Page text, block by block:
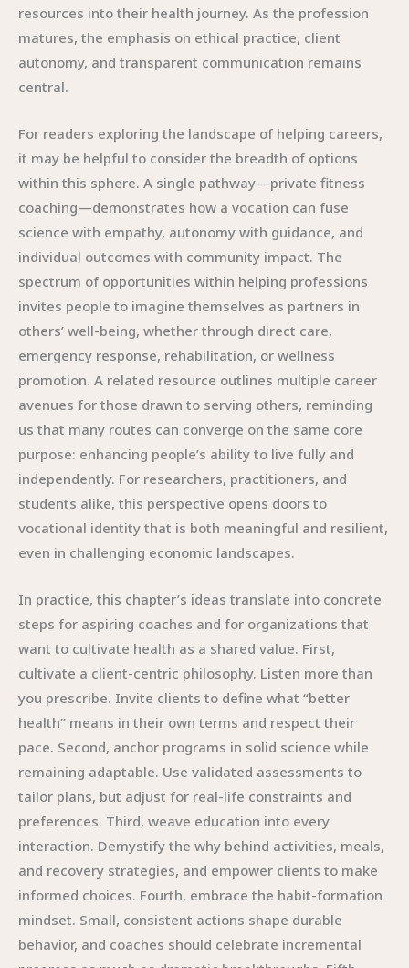
resources into their health journey. As the profession
matures, the emphasis on ethical practice, client
autonomy, and transparent communication remains
central.
For readers exploring the landscape of helping careers,
it may be helpful to consider the breadth of options
within this sphere. A single pathway—private fitness
coaching—demonstrates how a vocation can fuse
science with empathy, autonomy with guidance, and
individual outcomes with community impact. The
spectrum of opportunities within helping professions
invites people to imagine themselves as partners in
others’ well-being, whether through direct care,
emergency response, rehabilitation, or wellness
promotion. A related resource outlines multiple career
avenues for those drawn to serving others, reminding
us that many routes can converge on the same core
purpose: enhancing people’s ability to live fully and
independently. For researchers, practitioners, and
students alike, this perspective opens doors to
vocational identity that is both meaningful and resilient,
even in challenging economic landscapes.
In practice, this chapter’s ideas translate into concrete
steps for aspiring coaches and for organizations that
want to cultivate health as a shared value. First,
cultivate a client-centric philosophy. Listen more than
you prescribe. Invite clients to define what “better
health” means in their own terms and respect their
pace. Second, anchor programs in solid science while
remaining adaptable. Use validated assessments to
tailor plans, but adjust for real-life constraints and
preferences. Third, weave education into every
interaction. Demystify the why behind activities, meals,
and recovery strategies, and empower clients to make
informed choices. Fourth, embrace the habit-formation
mindset. Small, consistent actions shape durable
behavior, and coaches should celebrate incremental